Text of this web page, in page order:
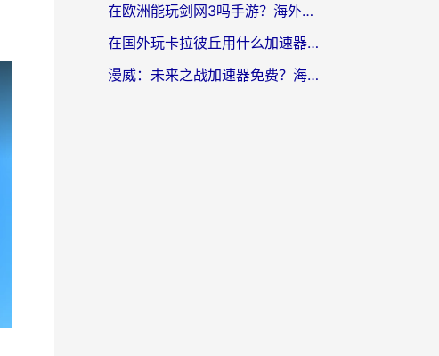
在欧洲能玩剑网3吗手游？海外党国服畅玩终极攻略（附三大热门游戏解决方案）
在国外玩卡拉彼丘用什么加速器好一点？海外党亲测有效的国服游戏加速指南
漫威：未来之战加速器免费？海外玩家国服畅玩终极指南（附一梦江湖弈剑行解决方案）